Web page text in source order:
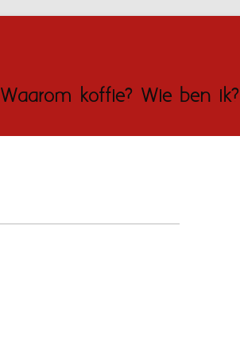
Waarom koffie? Wie ben ik?